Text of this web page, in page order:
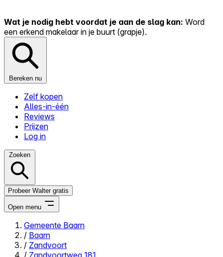
Wat je nodig hebt voordat je aan de slag kan: Word
een erkend makelaar in je buurt (grapje).
Bereken nu
Zelf kopen
Alles-in-één
Reviews
Prijzen
Log in
Zoeken
Probeer Walter gratis
Open menu
Close menu
Gemeente Baarn
/ Baarn
/ Zandvoort
/ Zandvoortweg 181